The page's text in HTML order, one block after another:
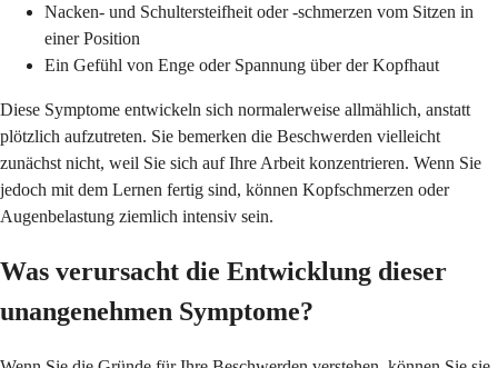
Nacken- und Schultersteifheit oder -schmerzen vom Sitzen in
einer Position
Ein Gefühl von Enge oder Spannung über der Kopfhaut
Diese Symptome entwickeln sich normalerweise allmählich, anstatt
plötzlich aufzutreten. Sie bemerken die Beschwerden vielleicht
zunächst nicht, weil Sie sich auf Ihre Arbeit konzentrieren. Wenn Sie
jedoch mit dem Lernen fertig sind, können Kopfschmerzen oder
Augenbelastung ziemlich intensiv sein.
Was verursacht die Entwicklung dieser
unangenehmen Symptome?